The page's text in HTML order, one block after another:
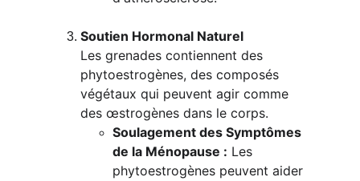
Soutien Hormonal Naturel
Les grenades contiennent des
phytoestrogènes, des composés
végétaux qui peuvent agir comme
des œstrogènes dans le corps.
Soulagement des Symptômes
de la Ménopause : Les
phytoestrogènes peuvent aider